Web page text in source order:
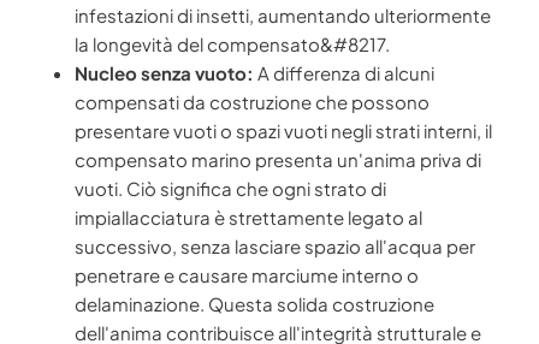
infestazioni di insetti, aumentando ulteriormente
la longevità del compensato&#8217.
Nucleo senza vuoto: A differenza di alcuni
compensati da costruzione che possono
presentare vuoti o spazi vuoti negli strati interni, il
compensato marino presenta un'anima priva di
vuoti. Ciò significa che ogni strato di
impiallacciatura è strettamente legato al
successivo, senza lasciare spazio all'acqua per
penetrare e causare marciume interno o
delaminazione. Questa solida costruzione
dell'anima contribuisce all'integrità strutturale e